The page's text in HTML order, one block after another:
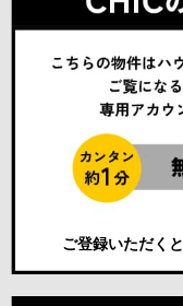
ご登録いただくと